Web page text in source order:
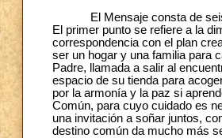
El Mensaje consta de seis
El primer punto se refiere a la
correspondencia con el plan
ser un hogar y una familia para
Padre, llamada a salir al
espacio de su tienda para
por la armonía y la paz si
Común, para cuyo cuidado es
una invitación a soñar juntos,
destino común da mucho más